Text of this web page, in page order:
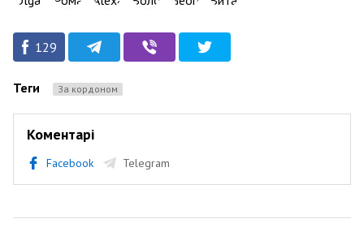
129
Теги За кордоном
Коментарі
Facebook Telegram